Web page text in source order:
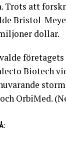
Trots att
Bristol-
dollar.
företagets
Biotech
OrbiMed.